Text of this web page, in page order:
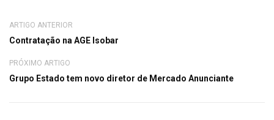
ARTIGO ANTERIOR
Contratação na AGE Isobar
PRÓXIMO ARTIGO
Grupo Estado tem novo diretor de Mercado Anunciante